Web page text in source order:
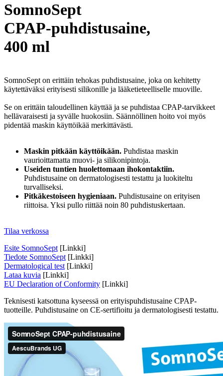
SomnoSept
CPAP-puhdistusaine,
400 ml
SomnoSept on erittäin tehokas puhdistusaine, joka on kehitetty
käytettäväksi erityisesti silikonille ja lääketieteelliselle muoville.
Se on erittäin taloudellinen käyttää ja se puhdistaa CPAP-tarvikkeet
hellävaraisesti ja syvälle huokosiin. Säännöllinen hoito voi myös
pidentää maskin käyttöikää merkittävästi.
Maskin pitkään käyttöikään. Puhdistaa maskin
vaurioittamatta muovi- ja silikonipintoja.
Useiden tuntien huolettomaan ihokontaktiin.
Puhdistusaine on dermatologisesti testattu ja luokiteltu
turvalliseksi.
Pitkäkestoiseen hygieniaan. Puhdistusaine on erityisen
riittoisa. Yksi pullo riittää noin 80 puhdistuskertaan.
Tilaa verkossa
Esite SomnoSept [Linkki]
Tiedote SomnoSept [Linkki]
Dermatological test [Linkki]
Lataa kuvia [Linkki]
EU Declaration of Conformity [Linkki]
Teknisesti katsottuna kyseessä on erityispuhdistusaine CPAP-
tuotteille. Puhdistusaine on CE-sertifioitu ja dermatologisesti testattu.